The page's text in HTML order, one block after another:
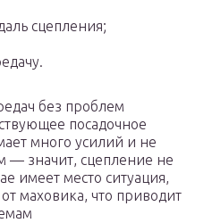
сцепления;
без проблем
посадочное
много усилий и не
— значит, сцепление не
имеет место ситуация,
маховика, что приводит